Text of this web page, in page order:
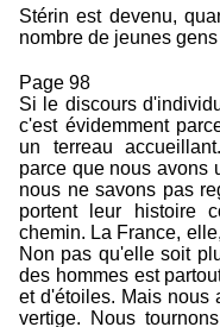
Stérin est devenu,
nombre de jeunes
Page 98
Si le discours
c'est évidemment
un terreau
parce que nous avons
nous ne savons pas
portent leur histoire
chemin. La France,
Non pas qu'elle soit
des hommes est
et d'étoiles. Mais nous
vertige. Nous